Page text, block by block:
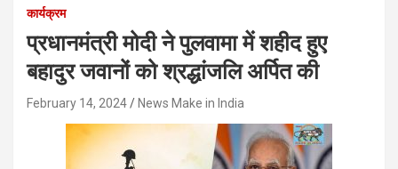
कार्यक्रम
प्रधानमंत्री मोदी ने पुलवामा में शहीद हुए
बहादुर जवानों को श्रद्धांजलि अर्पित की
February 14, 2024 News Make in India